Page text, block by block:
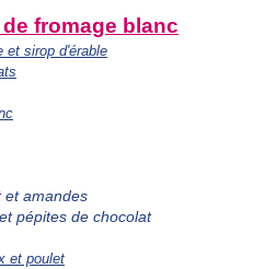
fromage blanc
et sirop d'érable
et amandes
pépites de chocolat
et poulet